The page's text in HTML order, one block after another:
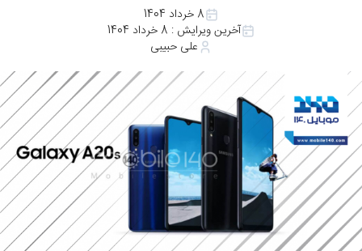
8 خرداد 1404
آخرین ویرایش : 8 خرداد 1404
علی حبیبی